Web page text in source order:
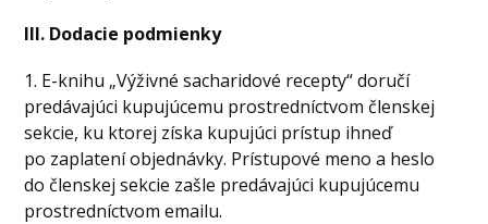
III. Dodacie podmienky
1. E-knihu „Výživné sacharidové recepty“ doručí
predávajúci kupujúcemu prostredníctvom členskej
sekcie, ku ktorej získa kupujúci prístup ihneď
po zaplatení objednávky. Prístupové meno a heslo
do členskej sekcie zašle predávajúci kupujúcemu
prostredníctvom emailu.